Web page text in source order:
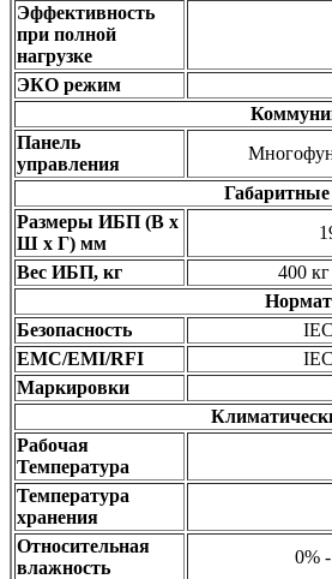
Эффективность
при полной
нагрузке
ЭКО режим
Панель
управления
Размеры ИБП (В x
Ш x Г) мм
Вес ИБП, кг
400 кг
Безопасность
EMC/EMI/RFI
Маркировки
Рабочая
Температура
Температура
хранения
Относительная
влажность
0%